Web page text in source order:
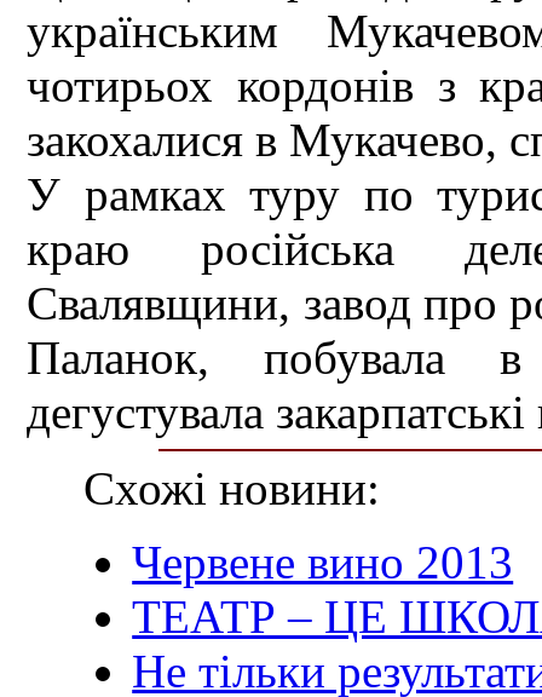
українським
чотирьох кордонів з
закохалися в Мукачево,
У рамках туру по
краю російська
Свалявщини, завод про
Паланок, побувала в
дегустувала
Схожі новини:
Червене вино 2013
ТЕАТР – ЦЕ
Не тільки